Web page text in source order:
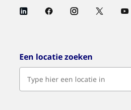
Een locatie zoeken